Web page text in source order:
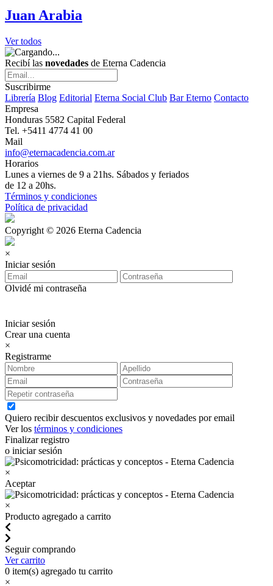
Juan Arabia
Ver todos
Recibí las novedades de Eterna Cadencia
Suscribirme
Librería Blog Editorial Eterna Social Club Bar Eterno Contacto
Empresa
Honduras 5582 Capital Federal
Tel. +5411 4774 41 00
Mail
info@eternacadencia.com.ar
Horarios
Lunes a viernes de 9 a 21hs. Sábados y feriados
de 12 a 20hs.
Términos y condiciones
Política de privacidad
Copyright © 2026 Eterna Cadencia
×
Iniciar sesión
Olvidé mi contraseña
Iniciar sesión
Crear una cuenta
×
Registrarme
Quiero recibir descuentos exclusivos y novedades por email
Ver los términos y condiciones
Finalizar registro
o iniciar sesión
×
Aceptar
×
Producto agregado a carrito
Seguir comprando
Ver carrito
0 item(s) agregado tu carrito
×